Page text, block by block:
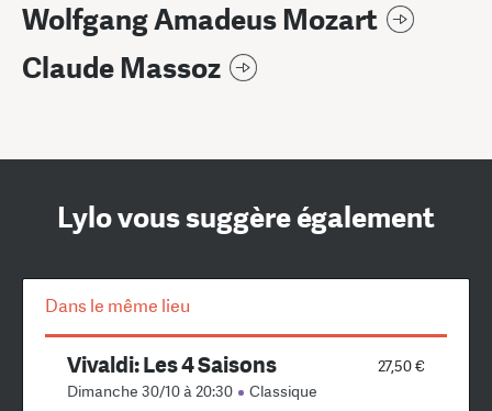
Wolfgang Amadeus Mozart
Claude Massoz
Lylo vous suggère également
Dans le même lieu
27,50 €
Vivaldi: Les 4 Saisons
Dimanche 30/10 à 20:30 Classique